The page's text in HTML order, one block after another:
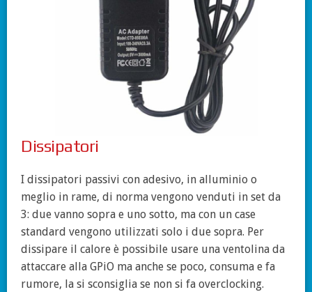
Dissipatori
I dissipatori passivi con adesivo, in alluminio o
meglio in rame, di norma vengono venduti in set da
3: due vanno sopra e uno sotto, ma con un case
standard vengono utilizzati solo i due sopra. Per
dissipare il calore è possibile usare una ventolina da
attaccare alla GPiO ma anche se poco, consuma e fa
rumore, la si sconsiglia se non si fa overclocking.